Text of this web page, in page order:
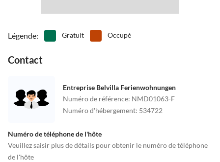
Légende: Gratuit Occupé
Contact
Entreprise Belvilla Ferienwohnungen
Numéro de référence: NMD01063-F
Numéro d'hébergement: 534722
Numéro de téléphone de l'hôte
Veuillez saisir plus de détails pour obtenir le numéro de téléphone
de l'hôte